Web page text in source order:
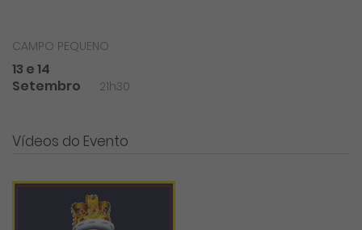
CAMPO PEQUENO
13 e 14
Setembro
21h30
Vídeos do Evento